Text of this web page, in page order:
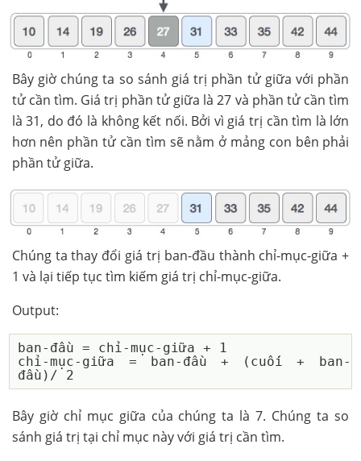
Bây giờ chúng ta so sánh giá trị phần tử giữa với phần
tử cần tìm. Giá trị phần tử giữa là 27 và phần tử cần tìm
là 31, do đó là không kết nối. Bởi vì giá trị cần tìm là lớn
hơn nên phần tử cần tìm sẽ nằm ở mảng con bên phải
phần tử giữa.
Chúng ta thay đổi giá trị ban-đầu thành chỉ-mục-giữa +
1 và lại tiếp tục tìm kiếm giá trị chỉ-mục-giữa.
Output:
ban-đầu = chỉ-mục-giữa + 1
chỉ-mục-giữa = ban-đầu + (cuối + ban-
Bây giờ chỉ mục giữa của chúng ta là 7. Chúng ta so
sánh giá trị tại chỉ mục này với giá trị cần tìm.